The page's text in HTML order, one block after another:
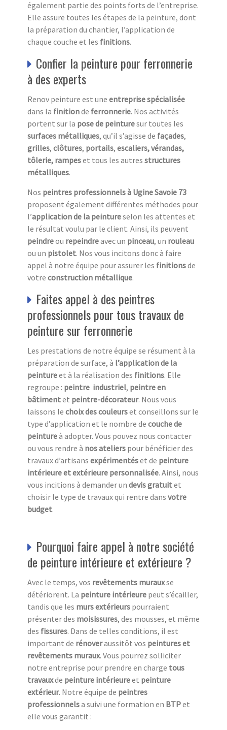
également partie des points forts de l’entreprise.
Elle assure toutes les étapes de la peinture, dont
la préparation du chantier, l’application de
chaque couche et les finitions.
Confier la peinture pour ferronnerie
à des experts
Renov peinture est une entreprise spécialisée
dans la finitionde ferronnerie. Nos activités
portent sur la pose de peinturesur toutes les
surfaces métalliques, qu’il s’agisse de façades,
grilles, clôtures, portails, escaliers,vérandas,
tôlerie, rampeset tous les autres structures
métalliques.
Nos peintres professionnels à Ugine Savoie 73
proposent également différentes méthodes pour
l’application de la peintureselon les attentes et
le résultat voulu par le client. Ainsi, ils peuvent
peindreou repeindreavec un pinceau, un rouleau
ou un pistolet. Nos vous incitons donc à faire
appel à notre équipe pour assurer les finitionsde
votre construction métallique.
Faites appel à des peintres
professionnels pour tous travaux de
peinture sur ferronnerie
Les prestations de notre équipe se résument à la
préparation de surface, à l’application de la
peintureet à la réalisation des finitions. Elle
regroupe : peintre industriel, peintre en
bâtimentet peintre-décorateur. Nous vous
laissons le choix des couleurset conseillons sur le
type d’application et le nombre de couche de
peintureà adopter. Vous pouvez nous contacter
ou vous rendre à nos ateliers pour bénéficier des
travaux d’artisans expérimentéset de peinture
intérieure et extérieure personnalisée. Ainsi, nous
vous incitions à demander un devis gratuitet
choisir le type de travaux qui rentre dans votre
budget.
Pourquoi faire appel à notre société
de peinture intérieure et extérieure ?
Avec le temps, vos revêtements murauxse
détériorent. La peinture intérieure peut s’écailler,
tandis que les murs extérieurs pourraient
présenter des moisissures, des mousses, et même
des fissures. Dans de telles conditions, il est
important de rénoveraussitôt vos peintures et
revêtements muraux. Vous pourrez solliciter
notre entreprise pour prendre en charge tous
travauxde peinture intérieureet peinture
extérieur. Notre équipe de peintres
professionnelsa suivi une formation en BTPet
elle vous garantit :